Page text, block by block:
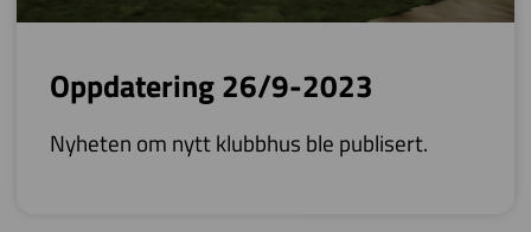
Oppdatering 26/9-2023
Nyheten om nytt klubbhus ble publisert.